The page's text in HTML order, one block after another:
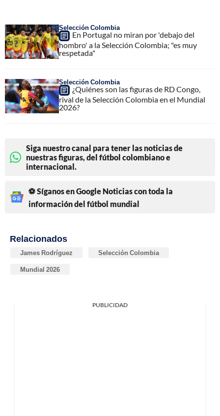
Selección Colombia
En Portugal no miran por 'debajo del
hombro' a la Selección Colombia; "es muy
respetada"
Selección Colombia
¿Quiénes son las figuras de RD Congo,
rival de la Selección Colombia en el Mundial
2026?
Siga nuestro canal para tener las noticias de
nuestras figuras, del fútbol colombiano e
internacional.
⚽ Síganos en Google Noticias con toda la
información del fútbol mundial
Relacionados
James Rodríguez Selección Colombia
Mundial 2026
PUBLICIDAD